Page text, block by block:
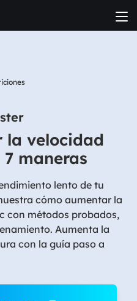
la velocidad
7 maneras
lento de tu
cómo aumentar la
con métodos probados,
Aumenta la
con la guía paso a